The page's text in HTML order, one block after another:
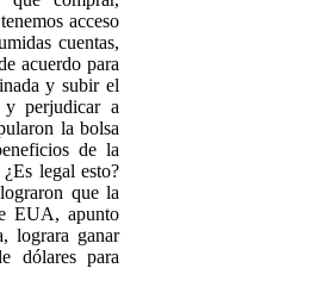
acceso
cuentas,
acuerdo para
y subir el
y perjudicar a
la bolsa
de la
legal esto?
que la
EUA, apunto
lograra ganar
dólares para